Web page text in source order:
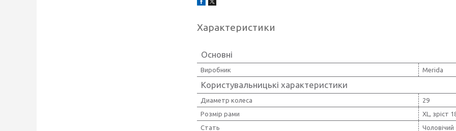
Характеристики
Основні
Виробник Merida
Користувальницькі характеристики
Диаметр колеса
29
Розмір рами
XL, зріст
Стать
Чоловічий